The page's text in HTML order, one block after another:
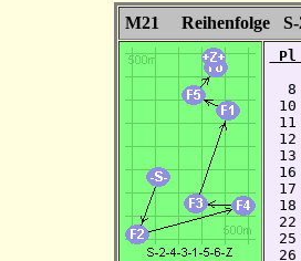
M21 Reihenfolge S-
8